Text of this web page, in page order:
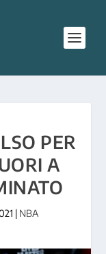
PER
A
| NBA